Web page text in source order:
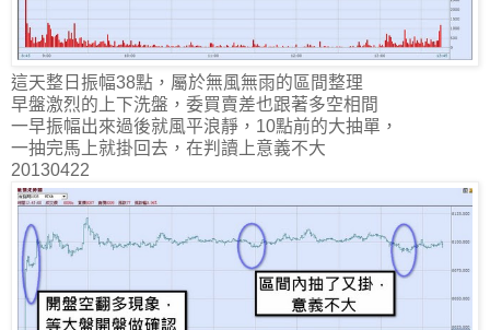
這天整日振幅38點，屬於無風無雨的區間整理
早盤激烈的上下洗盤，委買賣差也跟著多空相間
一早振幅出來過後就風平浪靜，10點前的大抽單，
一抽完馬上就掛回去，在判讀上意義不大
20130422